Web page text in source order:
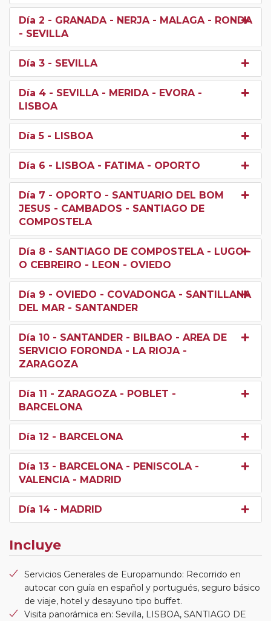
Día 2 - GRANADA - NERJA - MALAGA - RONDA
- SEVILLA
Día 3 - SEVILLA
Día 4 - SEVILLA - MERIDA - EVORA -
LISBOA
Día 5 - LISBOA
Día 6 - LISBOA - FATIMA - OPORTO
Día 7 - OPORTO - SANTUARIO DEL BOM
JESUS - CAMBADOS - SANTIAGO DE
COMPOSTELA
Día 8 - SANTIAGO DE COMPOSTELA - LUGO -
O CEBREIRO - LEON - OVIEDO
Día 9 - OVIEDO - COVADONGA - SANTILLANA
DEL MAR - SANTANDER
Día 10 - SANTANDER - BILBAO - AREA DE
SERVICIO FORONDA - LA RIOJA -
ZARAGOZA
Día 11 - ZARAGOZA - POBLET -
BARCELONA
Día 12 - BARCELONA
Día 13 - BARCELONA - PENISCOLA -
VALENCIA - MADRID
Día 14 - MADRID
Incluye
Servicios Generales de Europamundo: Recorrido en
autocar con guía en español y portugués, seguro básico
de viaje, hotel y desayuno tipo buffet.
Visita panorámica en: Sevilla, LISBOA, SANTIAGO DE